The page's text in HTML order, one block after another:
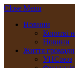
Close Menu
Новини
Короткі
Новини
Життя громади
УНСоюз